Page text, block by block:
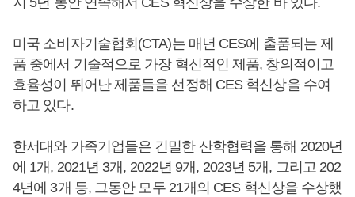
미국 소비자기술협회(CTA)는 매년 CES에 출품되는 제
품 중에서 기술적으로 가장 혁신적인 제품, 창의적이고
효율성이 뛰어난 제품들을 선정해 CES 혁신상을 수여
하고 있다.
한서대와 가족기업들은 긴밀한 산학협력을 통해 2020년
에 1개, 2021년 3개, 2022년 9개, 2023년 5개, 그리고 202
4년에 3개 등, 그동안 모두 21개의 CES 혁신상을 수상했